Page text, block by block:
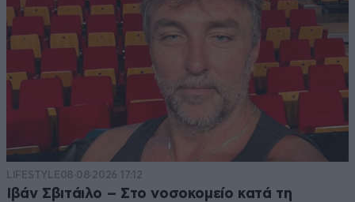
LIFESTYLE08·08·2026 17:12
Ιβάν Σβιτάιλο – Στο νοσοκομείο κατά τη